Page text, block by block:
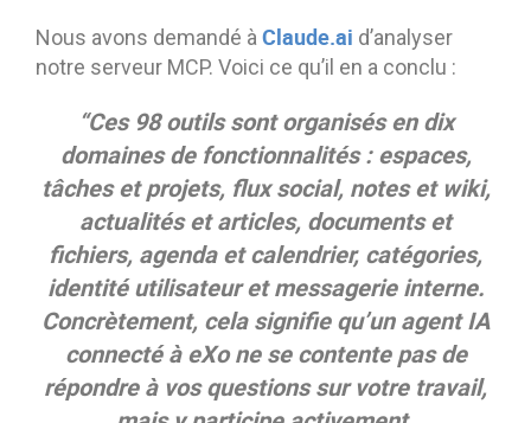
Nous avons demandé àClaude.ai d’analyser
notre serveur MCP. Voici ce qu’il en a conclu :
“Ces 98 outils sont organisés en dix
domaines de fonctionnalités : espaces,
tâches et projets, flux social, notes et wiki,
actualités et articles, documents et
fichiers, agenda et calendrier, catégories,
identité utilisateur et messagerie interne.
Concrètement, cela signifie qu’un agent IA
connecté à eXo ne se contente pas de
répondre à vos questions sur votre travail,